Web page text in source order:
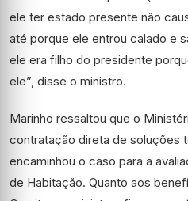
ele ter estado presente não
até porque ele entrou calado e
ele era filho do presidente
ele”, disse o ministro.
Marinho ressaltou que o
contratação direta de soluções
encaminhou o caso para a
de Habitação. Quanto aos